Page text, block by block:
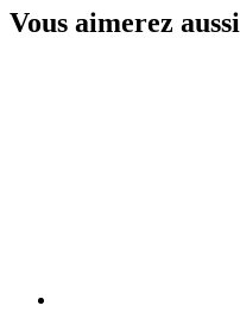
Vous aimerez aussi